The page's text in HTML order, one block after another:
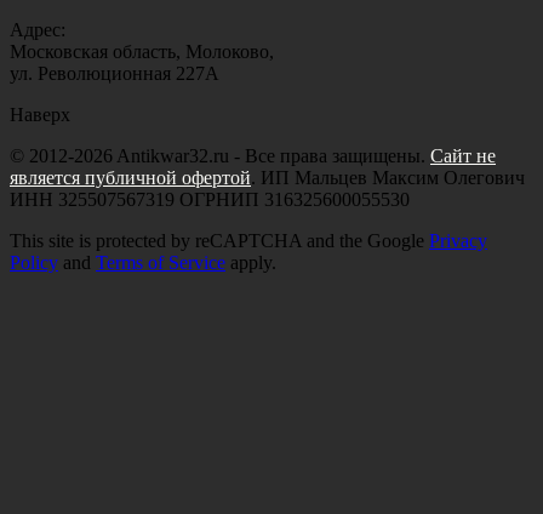
Адрес:
Московская область, Молоково,
ул. Революционная 227А
Наверх
© 2012-2026 Antikwar32.ru - Все права защищены. Сайт не
является публичной офертой. ИП Мальцев Максим Олегович
ИНН 325507567319 ОГРНИП 316325600055530
This site is protected by reCAPTCHA and the Google Privacy
Policy and Terms of Service apply.